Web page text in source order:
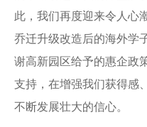
此，我们再度迎来令人心
乔迁升级改造后的海外学
谢高新园区给予的惠企政
支持，在增强我们获得感
不断发展壮大的信心。